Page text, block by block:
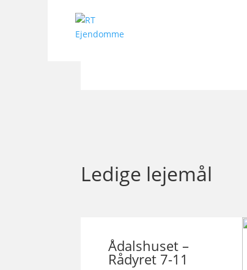
Ledige lejemål
Ådalshuset –
Rådyret 7-11